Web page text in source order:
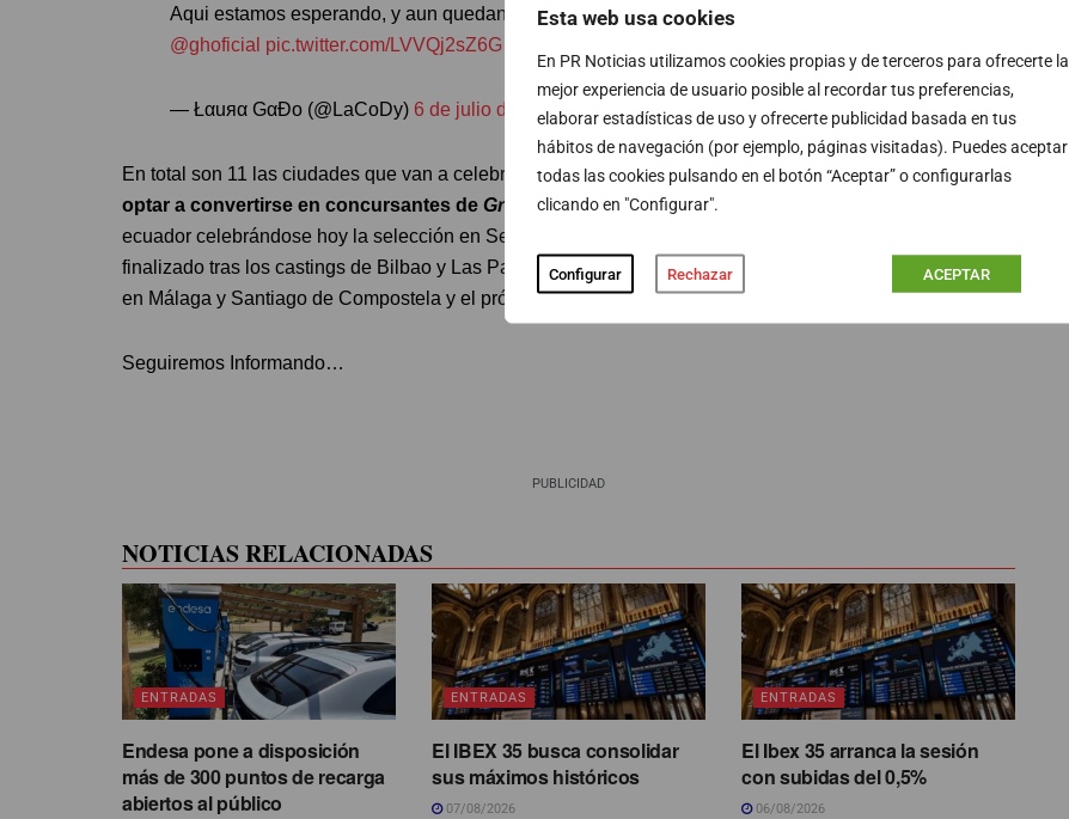
Esta web usa cookies
En PR Noticias utilizamos cookies propias y de terceros para ofrecerte la
mejor experiencia de usuario posible al recordar tus preferencias,
elaborar estadísticas de uso y ofrecerte publicidad basada en tus
hábitos de navegación (por ejemplo, páginas visitadas). Puedes aceptar
todas las cookies pulsando en el botón “Aceptar” o configurarlas
clicando en "Configurar".
Configurar Rechazar ACEPTAR
Aqui estamos esperando, y aun quedan 4h #CastingGH #castinggh18
@ghoficial pic.twitter.com/LVVQj2sZ6G
— Łαuяα GαĐo (@LaCoDy) 6 de julio de 2017
En total son 11 las ciudades que van a celebrar un casting presencial para todos aquellos quequieran
optar a convertirse en concursantes de Gran Hermano Revolution
ecuador celebrándose hoy la selección en Sevilla. No será hasta el próximo 11 de julio cuando se dé por
finalizado tras los castings de Bilbao y Las Palmas. También tendrán una oportunidad mañana 7 de julio
en Málaga y Santiago de Compostela y el próximo 10 en Oviedo.
Seguiremos Informando…
PUBLICIDAD
NOTICIAS RELACIONADAS
ENTRADAS
Endesa pone a disposición
más de 300 puntos de recarga
abiertos al público
ENTRADAS
El IBEX 35 busca consolidar
sus máximos históricos
07/08/2026
ENTRADAS
El Ibex 35 arranca la sesión
con subidas del 0,5%
06/08/2026